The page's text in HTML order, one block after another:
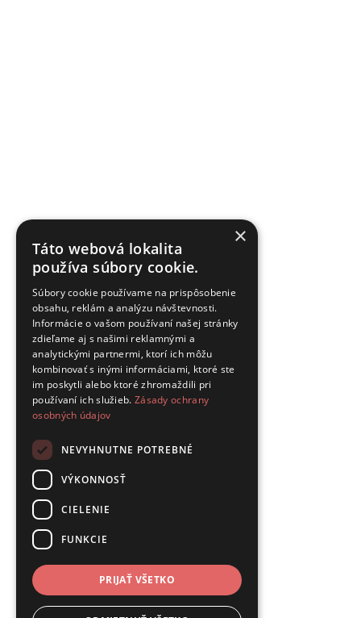
×
Táto webová lokalita
používa súbory cookie.
Súbory cookie používame na prispôsobenie
obsahu, reklám a analýzu návštevnosti.
Informácie o vašom používaní našej stránky
zdieľame aj s našimi reklamnými a
analytickými partnermi, ktorí ich môžu
kombinovať s inými informáciami, ktoré ste
im poskytli alebo ktoré zhromaždili pri
používaní ich služieb. Zásady ochrany
osobných údajov
NEVYHNUTNE POTREBNÉ
VÝKONNOSŤ
CIELENIE
FUNKCIE
PRIJAŤ VŠETKO